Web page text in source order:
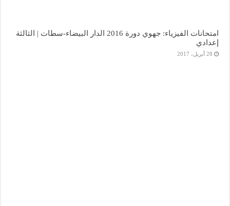
امتحانات الفيزياء: جهوي دورة 2016 الدار البيضاء-سطات | الثالثة
إعدادي
28 أبريل، 2017